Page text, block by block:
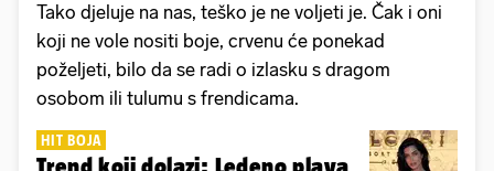
Tako djeluje na nas, teško je ne voljeti je. Čak i oni
koji ne vole nositi boje, crvenu će ponekad
poželjeti, bilo da se radi o izlasku s dragom
osobom ili tulumu s frendicama.
HIT BOJA